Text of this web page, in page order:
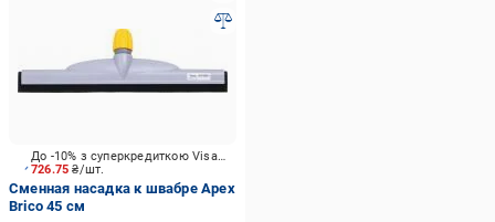
726.75₴/шт.
До -10% з суперкредиткою Visa Вигода
Сменная насадка к швабре Apex
Brico 45 см